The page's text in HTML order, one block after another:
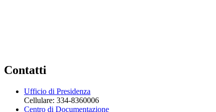
Contatti
Ufficio di Presidenza
Cellulare: 334-8360006
Centro di Documentazione